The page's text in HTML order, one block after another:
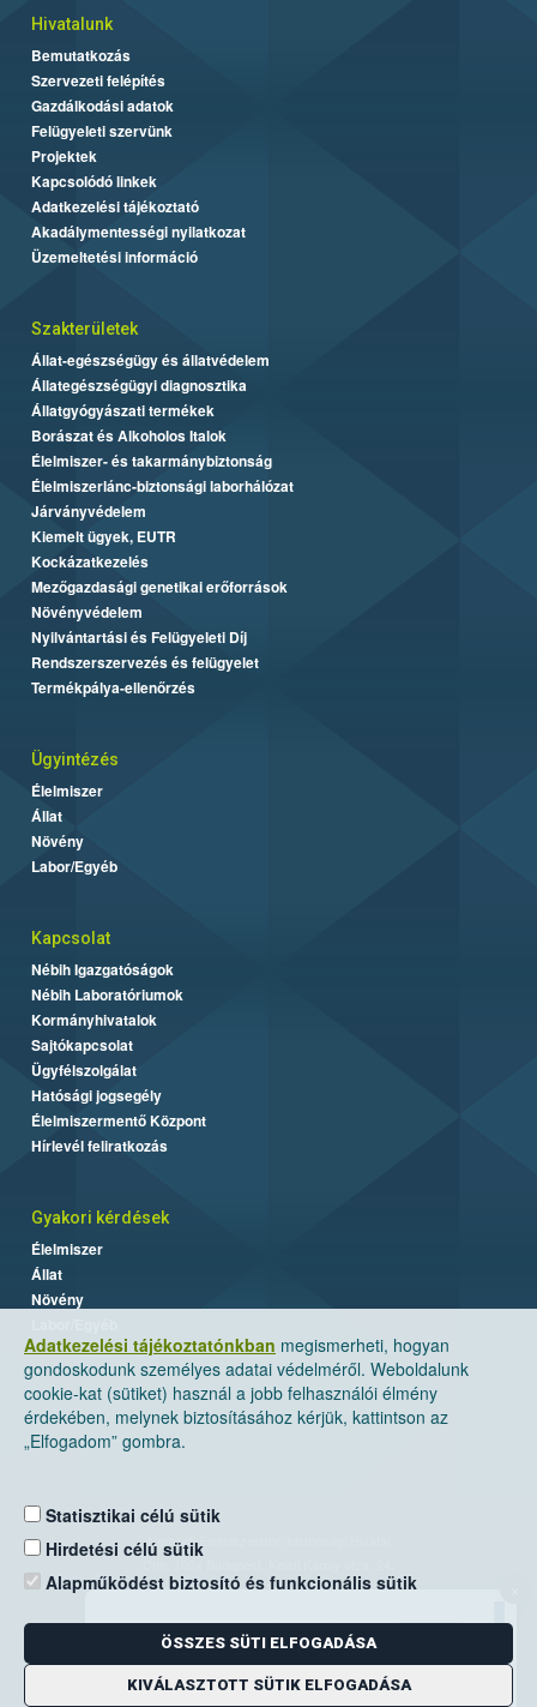
Adatkezelési tájékoztatónkban megismerheti, hogyan
gondoskodunk személyes adatai védelméről. Weboldalunk
cookie-kat (sütiket) használ a jobb felhasználói élmény
érdekében, melynek biztosításához kérjük, kattintson az
„Elfogadom” gombra.
Statisztikai célú sütik
Hirdetési célú sütik
Alapműködést biztosító és funkcionális sütik
ÖSSZES SÜTI ELFOGADÁSA
KIVÁLASZTOTT SÜTIK ELFOGADÁSA
Hivatalunk
Bemutatkozás
Szervezeti felépítés
Gazdálkodási adatok
Felügyeleti szervünk
Projektek
Kapcsolódó linkek
Adatkezelési tájékoztató
Akadálymentességi nyilatkozat
Üzemeltetési információ
Szakterületek
Állat-egészségügy és állatvédelem
Állategészségügyi diagnosztika
Állatgyógyászati termékek
Borászat és Alkoholos Italok
Élelmiszer- és takarmánybiztonság
Élelmiszerlánc-biztonsági laborhálózat
Járványvédelem
Kiemelt ügyek, EUTR
Kockázatkezelés
Mezőgazdasági genetikai erőforrások
Növényvédelem
Nyilvántartási és Felügyeleti Díj
Rendszerszervezés és felügyelet
Termékpálya-ellenőrzés
Ügyintézés
Élelmiszer
Állat
Növény
Labor/Egyéb
Kapcsolat
Nébih Igazgatóságok
Nébih Laboratóriumok
Kormányhivatalok
Sajtókapcsolat
Ügyfélszolgálat
Hatósági jogsegély
Élelmiszermentő Központ
Hírlevél feliratkozás
Gyakori kérdések
Élelmiszer
Állat
Növény
Nemzeti Élelmiszerlánc-biztonsági Hivatal
Levelezési cím: 1525 Budapest. Pf. 30.
E-mail:ugyfelszolgalat@nebih.gov.hu
Zöld szám: 06-80/263-244
Telefon: 06-1/ 336-9000